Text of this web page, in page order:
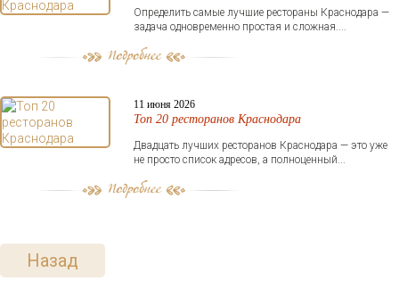
Определить самые лучшие рестораны Краснодара —
задача одновременно простая и сложная....
11 июня 2026
Топ 20 ресторанов Краснодара
Двадцать лучших ресторанов Краснодара — это уже
не просто список адресов, а полноценный...
Назад